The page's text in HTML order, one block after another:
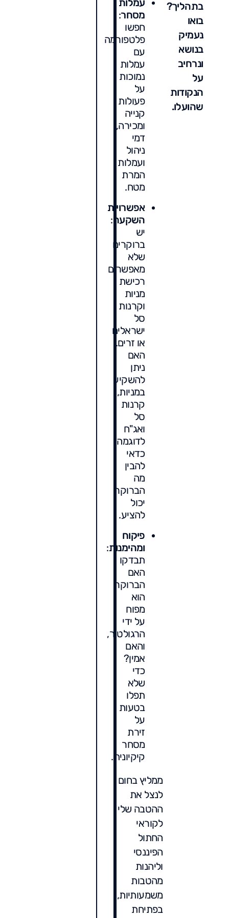
בתהליך?
בואו
נעמיק
בנושא
ונרחיב
על
הנקודות
שהועלו.
עמלות
מסחר:
חפשו
פלטפורמה
עם
עמלות
נמוכות
על
פעולות
קנייה
ומכירה,
דמי
ניהול
ועמלות
המרת
מטח.
אפשרויות
השקעה :
יש
ברוקרים
שלא
מאפשרים
רכישת
מניות
וקרנות
סל
ישראלים
או זרים.
האם
ניתן
להשקיע
במניות,
קרנות
סל
ואג"ח
לדוגמה.
כדאי
להבין
מה
הברוקר
יכול
להציע.
פיקוח
ומהימנות:
תבדקו
האם
הברוקר
הוא
מפוח
על ידי
הרגולטור,
והאם
אמין?
כדי
שלא
תפלו
בטעות
על
זירת
מסחר
קיקיונית.
ממליץ בחום
לנצל את
ההטבה שלי
לקוראי
החתול
הפיננסי
וליהנות
מהטבות
משמעותיות,
בפתיחת